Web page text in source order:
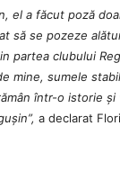
el a făcut poză
să se pozeze
partea clubului
mine, sumele
într-o istorie și
a declarat